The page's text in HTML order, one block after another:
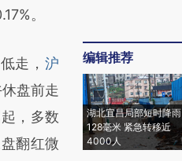
章
炼总结
不代表
文细致
。
走， 沪
盘前走
，多数
翻红微
编辑推荐
湖北宜昌局部短时降雨
128毫米 紧急转移近
4000人